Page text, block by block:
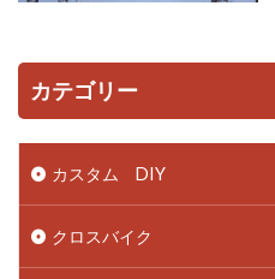
カテゴリー
カスタム DIY
クロスバイク